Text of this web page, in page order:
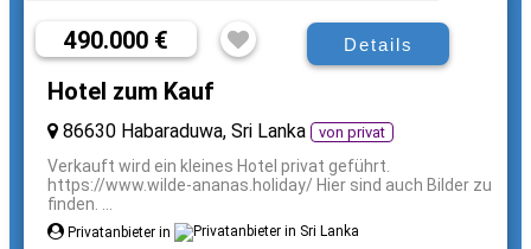
490.000 € Details
Hotel zum Kauf
86630 Habaraduwa, Sri Lanka von privat
Verkauft wird ein kleines Hotel privat geführt.
https://www.wilde-ananas.holiday/ Hier sind auch Bilder zu
finden. ...
Privatanbieter in